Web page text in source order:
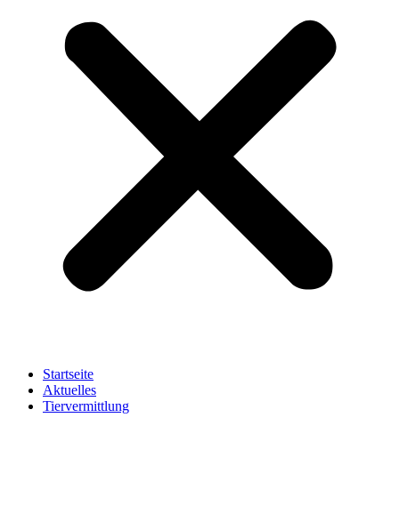
Startseite
Aktuelles
Tiervermittlung